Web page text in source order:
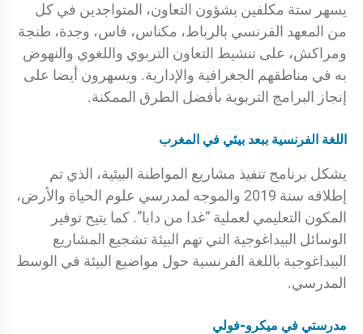
يسهر ستة مكلفين بشؤون التعاون، المتواجدين في كل
من المعهد الفرنسي بالرباط، مكناس، فاس، وجدة، طنجة
ومراكش، على تنشيط التعاون التربوي واللغوي والنهوض
به في مناطقهم الجغرافية والإدارية. ويسهرون أيضا على
إنجاز البرامج التربوية بأفضل الطرق الممكنة.
اللغة الفرنسية ببعد بيئي في المغرب
يشكل برنامج تنفيذ مشاريع المواطنة البيئية، الذي تم
إطلاقه سنة 2019 والموجه لمدرسي علوم الحياة والأرض،
المكون التعليمي لعملية “غدا من دابا”. كما يتيح توفير
الوسائل البيداغوجية التي تهم البيئة تشجيع المشاريع
البيداغوجية باللغة الفرنسية حول مواضيع البيئة في الوسط
المدرسي.
مدرستي في ميكرو-فولي